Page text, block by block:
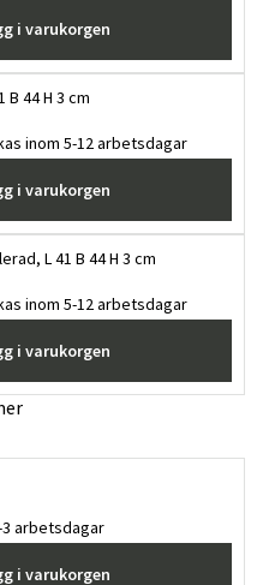
i varukorgen
B 44 H 3 cm
inom 5-12 arbetsdagar
i varukorgen
L 41 B 44 H 3 cm
inom 5-12 arbetsdagar
i varukorgen
arbetsdagar
i varukorgen